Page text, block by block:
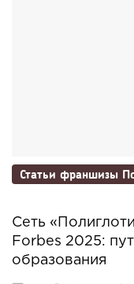
Статьи франшизы
Сеть
Forbes 2025:
образования